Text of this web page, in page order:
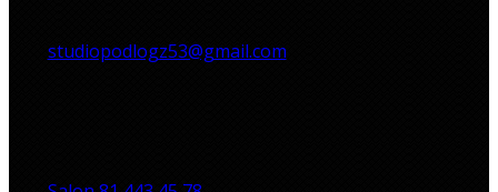
studiopodlogz53@gmail.com